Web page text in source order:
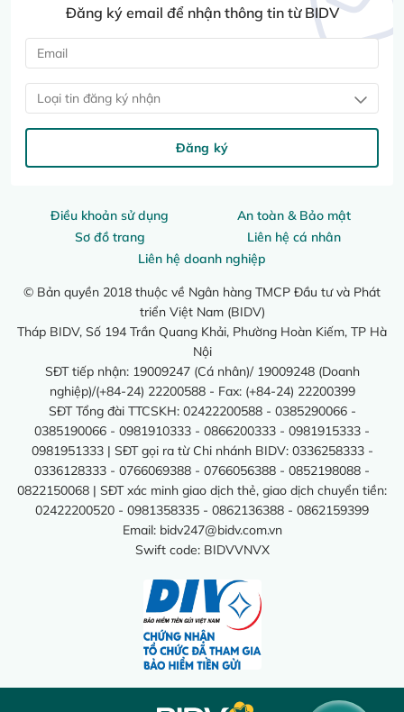
Điều khoản sử dụng
An toàn & Bảo mật
Sơ đồ trang
Liên hệ cá nhân
Liên hệ doanh nghiệp
© Bản quyền 2018 thuộc về Ngân hàng TMCP Đầu tư và Phát
triển Việt Nam (BIDV)
Tháp BIDV, Số 194 Trần Quang Khải, Phường Hoàn Kiếm, TP Hà
Nội
SĐT tiếp nhận: 19009247 (Cá nhân)/ 19009248 (Doanh
nghiệp)/(+84-24) 22200588 - Fax: (+84-24) 22200399
SĐT Tổng đài TTCSKH: 02422200588 - 0385290066 -
0385190066 - 0981910333 - 0866200333 - 0981915333 -
0981951333 | SĐT gọi ra từ Chi nhánh BIDV: 0336258333 -
0336128333 - 0766069388 - 0766056388 - 0852198088 -
0822150068 | SĐT xác minh giao dịch thẻ, giao dịch chuyển tiền:
02422200520 - 0981358335 - 0862136388 - 0862159399
Email: bidv247@bidv.com.vn
Swift code: BIDVVNVX
Đăng ký email để nhận thông tin từ BIDV
Loại tin đăng ký nhận
Đăng ký